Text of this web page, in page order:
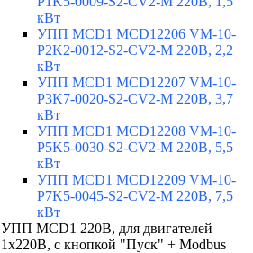
кВт
УПП MCD1 MCD12206 VM-10-
P2K2-0012-S2-CV2-M 220В, 2,2
кВт
УПП MCD1 MCD12207 VM-10-
P3K7-0020-S2-CV2-M 220В, 3,7
кВт
УПП MCD1 MCD12208 VM-10-
P5K5-0030-S2-CV2-M 220В, 5,5
кВт
УПП MCD1 MCD12209 VM-10-
P7K5-0045-S2-CV2-M 220В, 7,5
кВт
УПП MCD1 220В, для двигателей
1х220В, с кнопкой "Пуск" + Modbus